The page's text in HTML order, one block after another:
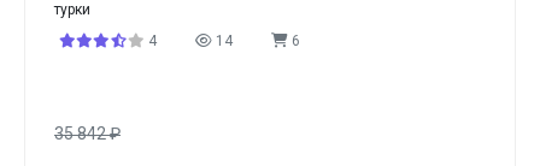
турки
4 14 6
35 842₽